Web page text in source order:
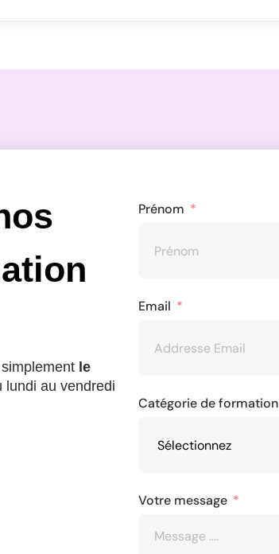
simplement le
lundi au vendredi
Prénom
Email
Catégorie de formation
Votre message